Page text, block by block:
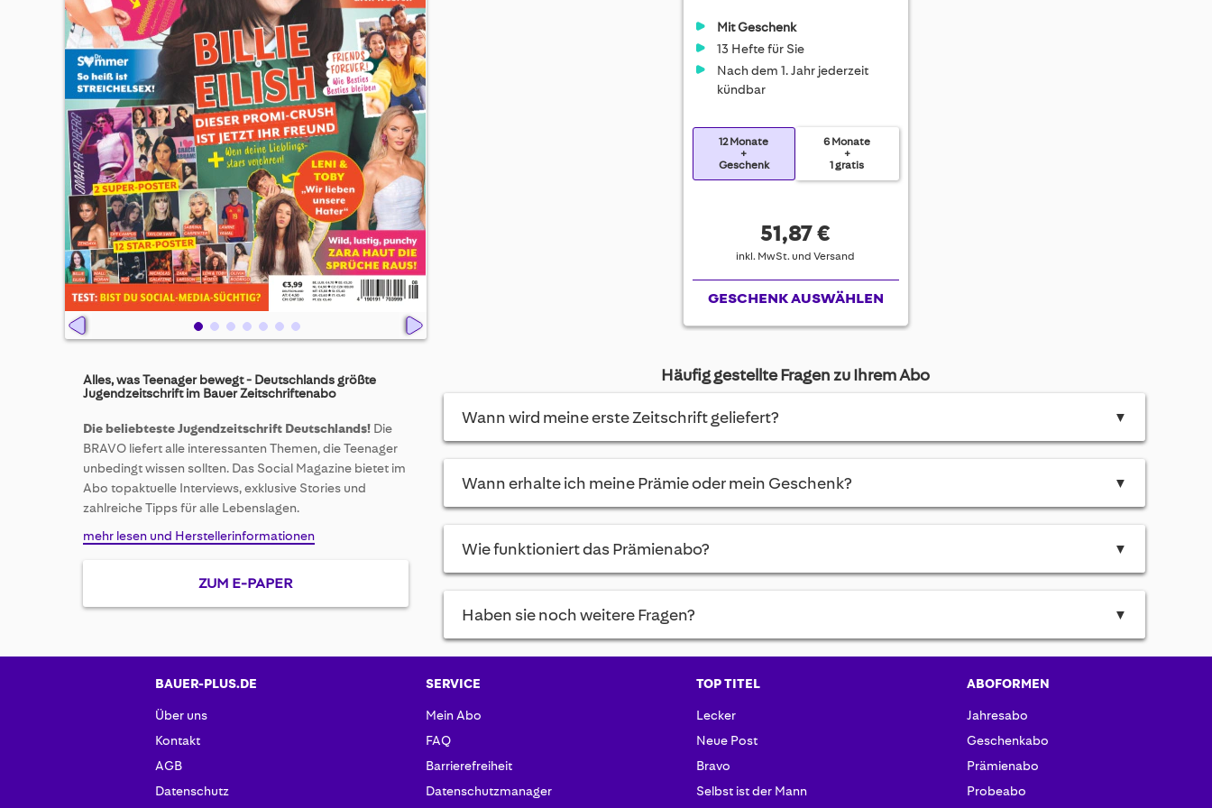
beginning
images
gallery
Alles, was Teenager bewegt - Deutschlands größte
Jugendzeitschrift im Bauer Zeitschriftenabo
Die beliebteste Jugendzeitschrift Deutschlands! Die
BRAVO liefert alle interessanten Themen, die Teenager
unbedingt wissen sollten. Das Social Magazine bietet im
Abo topaktuelle Interviews, exklusive Stories und
zahlreiche Tipps für alle Lebenslagen.
mehr lesen und Herstellerinformationen
ZUM E-PAPER
Mit Geschenk
13 Hefte für Sie
Nach dem 1. Jahr jederzeit
kündbar
12 Monate
+
Geschenk
6 Monate
+
1 gratis
51,87 €
inkl. MwSt. und Versand
GESCHENK AUSWÄHLEN
Häufig gestellte Fragen zu Ihrem Abo
Wann wird meine erste Zeitschrift geliefert? ▼
Wann erhalte ich meine Prämie oder mein Geschenk? ▼
Wie funktioniert das Prämienabo? ▼
Haben sie noch weitere Fragen? ▼
BAUER-PLUS.DE
Über uns
Kontakt
AGB
Datenschutz
SERVICE
Mein Abo
FAQ
Barrierefreiheit
Datenschutzmanager
TOP TITEL
Lecker
Neue Post
Bravo
Selbst ist der Mann
ABOFORMEN
Jahresabo
Geschenkabo
Prämienabo
Probeabo